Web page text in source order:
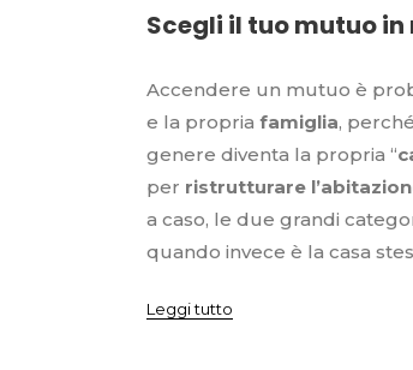
Scegli il tuo mutuo
Accendere un mutuo è
e la propria famiglia,
genere diventa la propria “
per ristrutturare
a caso, le due grandi
quando invece è la casa
Leggi tutto